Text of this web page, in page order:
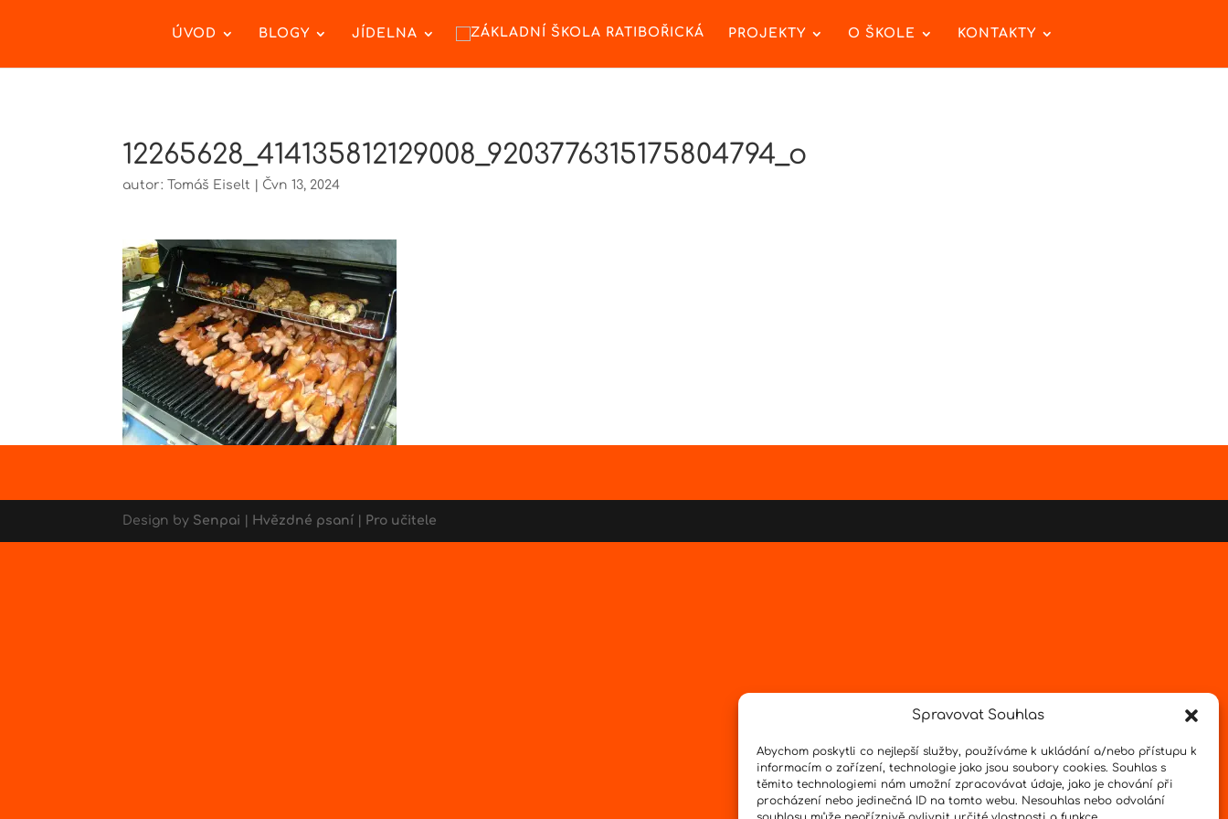
Spravovat Souhlas
Abychom poskytli co nejlepší služby, používáme k ukládání a/nebo přístupu k
informacím o zařízení, technologie jako jsou soubory cookies. Souhlas s
těmito technologiemi nám umožní zpracovávat údaje, jako je chování při
procházení nebo jedinečná ID na tomto webu. Nesouhlas nebo odvolání
ÚVOD BLOGY JÍDELNA PROJEKTY O ŠKOLE KONTAKTY
12265628_414135812129008_9203776315175804794_o
autor: Tomáš Eiselt Čvn 13, 2024
Design by Senpai Hvězdné psaní Pro učitele